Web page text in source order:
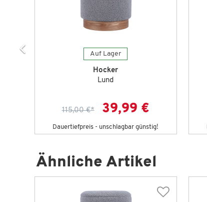
Auf Lager
Hocker
Lund
115,00 €* 39,99 €
Dauertiefpreis - unschlagbar günstig!
Ähnliche Artikel